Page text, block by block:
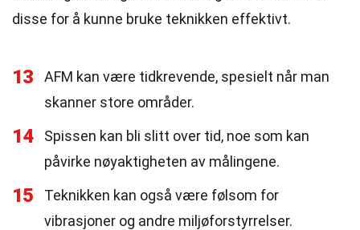
disse for å kunne bruke teknikken effektivt.
13
AFM kan være tidkrevende, spesielt når man
skanner store områder.
14
Spissen kan bli slitt over tid, noe som kan
påvirke nøyaktigheten av målingene.
15
Teknikken kan også være følsom for
vibrasjoner og andre miljøforstyrrelser.